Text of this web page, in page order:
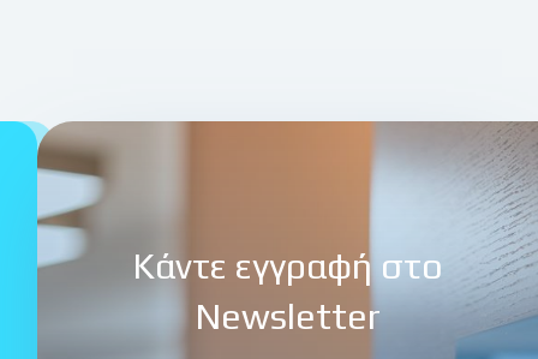
Κάντε εγγραφή στο
Newsletter